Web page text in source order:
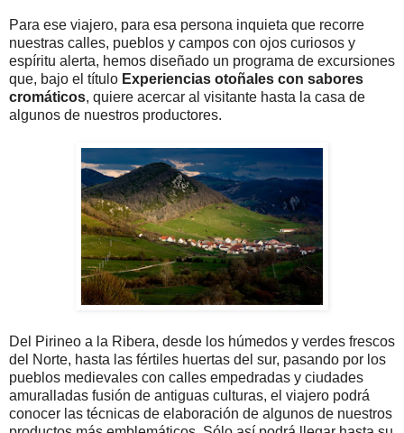
Para ese viajero, para esa persona inquieta que recorre
nuestras calles, pueblos y campos con ojos curiosos y
espíritu alerta, hemos diseñado un programa de excursiones
que, bajo el título Experiencias otoñales con sabores
cromáticos, quiere acercar al visitante hasta la casa de
algunos de nuestros productores.
Del Pirineo a la Ribera, desde los húmedos y verdes frescos
del Norte, hasta las fértiles huertas del sur, pasando por los
pueblos medievales con calles empedradas y ciudades
amuralladas fusión de antiguas culturas, el viajero podrá
conocer las técnicas de elaboración de algunos de nuestros